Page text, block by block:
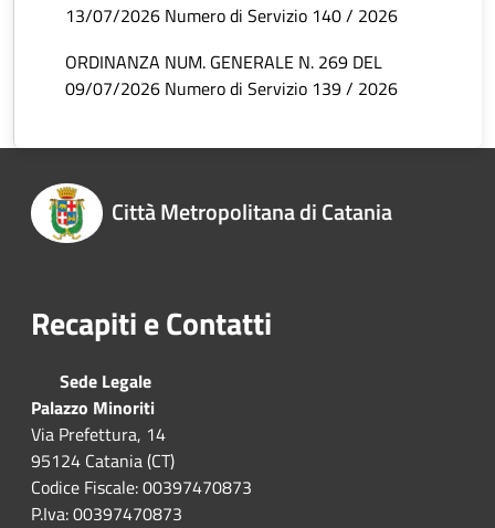
13/07/2026 Numero di Servizio 140 / 2026
ORDINANZA NUM. GENERALE N. 269 DEL
09/07/2026 Numero di Servizio 139 / 2026
Città Metropolitana di Catania
Recapiti e Contatti
Sede Legale
Palazzo Minoriti
Via Prefettura, 14
95124 Catania (CT)
Codice Fiscale: 00397470873
P.Iva: 00397470873